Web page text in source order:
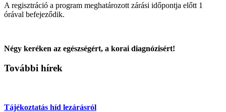
A regisztráció a program meghatározott zárási időpontja előtt 1
órával befejeződik.
Négy keréken az egészségért, a korai diagnózisért!
További hírek
Tájékoztatás híd lezárásról